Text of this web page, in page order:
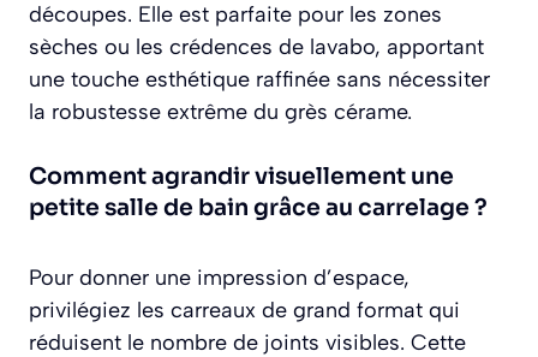
découpes. Elle est parfaite pour les zones
sèches ou les crédences de lavabo, apportant
une touche esthétique raffinée sans nécessiter
la robustesse extrême du grès cérame.
Comment agrandir visuellement une
petite salle de bain grâce au carrelage ?
Pour donner une impression d’espace,
privilégiez les carreaux de grand format qui
réduisent le nombre de joints visibles. Cette